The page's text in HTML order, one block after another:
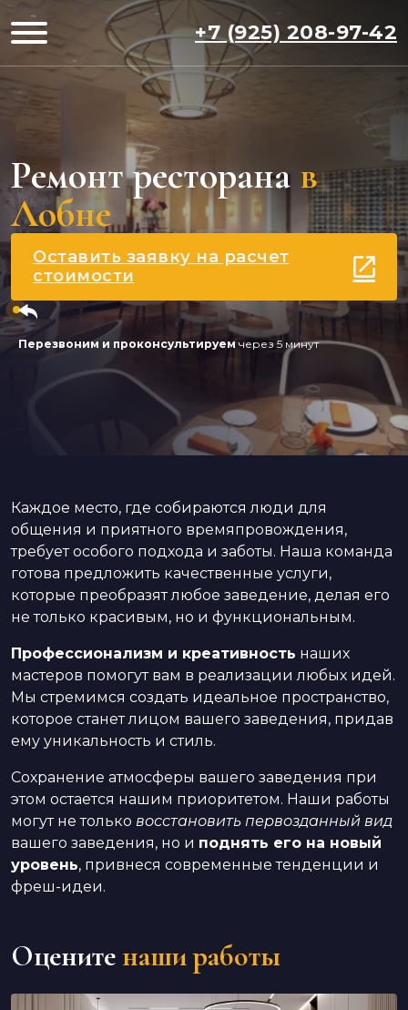
+7 (925) 208-97-42
Ремонт ресторана в
Лобне
Оставить заявку на расчет
стоимости
Перезвоним и проконсультируем через 5 минут
Каждое место, где собираются люди для
общения и приятного времяпровождения,
требует особого подхода и заботы. Наша команда
готова предложить качественные услуги,
которые преобразят любое заведение, делая его
не только красивым, но и функциональным.
Профессионализм и креативность наших
мастеров помогут вам в реализации любых идей.
Мы стремимся создать идеальное пространство,
которое станет лицом вашего заведения, придав
ему уникальность и стиль.
Сохранение атмосферы вашего заведения при
этом остается нашим приоритетом. Наши работы
могут не только восстановить первозданный вид
вашего заведения, но и поднять его на новый
уровень, привнеся современные тенденции и
фреш-идеи.
Оцените наши работы